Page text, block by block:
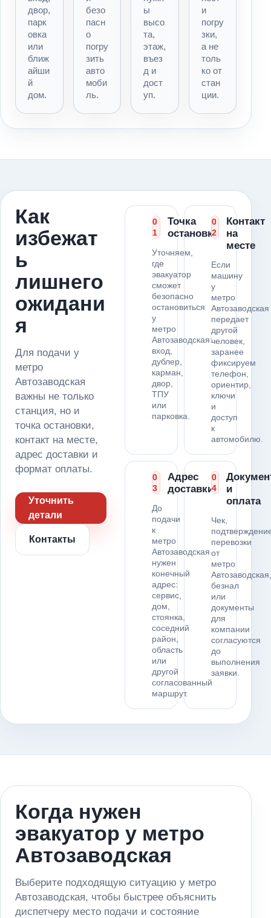
двор,
парк
овка
или
ближ
айши
й
дом.
безо
пасн
о
погру
зить
авто
моби
ль.
ы
высо
та,
этаж,
въез
д и
дост
уп.
и
погру
зки,
а не
толь
ко от
стан
ции.
Как
избежат
ь
лишнего
ожидани
я
Для подачи у
метро
Автозаводская
важны не только
станция, но и
точка остановки,
контакт на месте,
адрес доставки и
формат оплаты.
Уточнить
детали
Контакты
0
1
Точка
остановки
Уточняем,
где
эвакуатор
сможет
безопасно
остановиться
у
метро
Автозаводская:
вход,
дублер,
карман,
двор,
ТПУ
или
парковка.
0
2
Контакт
на
месте
Если
машину
у
метро
Автозаводская
передает
другой
человек,
заранее
фиксируем
телефон,
ориентир,
ключи
и
доступ
к
автомобилю.
0
3
Адрес
доставки
До
подачи
к
метро
Автозаводская
нужен
конечный
адрес:
сервис,
дом,
стоянка,
соседний
район,
область
или
другой
согласованный
маршрут.
0
4
и
оплата
Чек,
перевозки
от
метро
Автозаводская,
безнал
или
документы
для
компании
согласуются
до
выполнения
заявки.
Когда нужен
эвакуатор у метро
Автозаводская
Выберите подходящую ситуацию у метро
Автозаводская, чтобы быстрее объяснить
диспетчеру место подачи и состояние